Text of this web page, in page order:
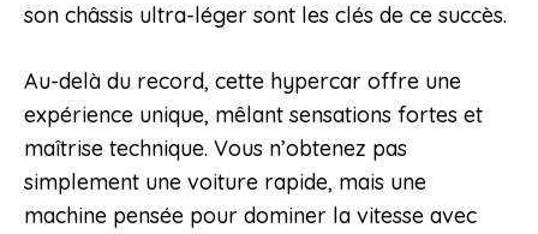
son châssis ultra-léger sont les clés de ce succès.
Au-delà du record, cette hypercar offre une
expérience unique, mêlant sensations fortes et
maîtrise technique. Vous n’obtenez pas
simplement une voiture rapide, mais une
machine pensée pour dominer la vitesse avec